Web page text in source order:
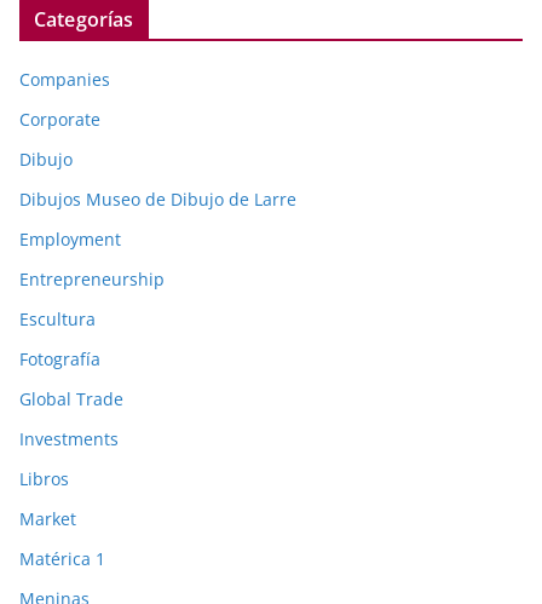
Categorías
Companies
Corporate
Dibujo
Dibujos Museo de Dibujo de Larre
Employment
Entrepreneurship
Escultura
Fotografía
Global Trade
Investments
Libros
Market
Matérica 1
Meninas